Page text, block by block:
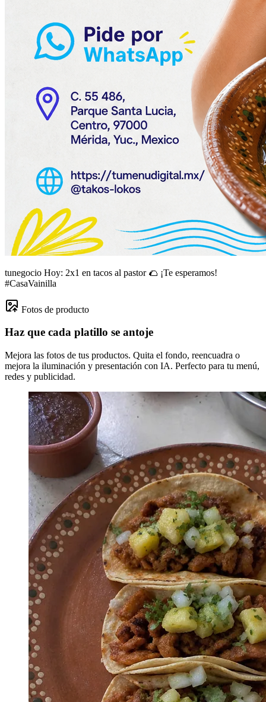
tunegocio Hoy: 2x1 en tacos al pastor 🌮 ¡Te esperamos!
#CasaVainilla
Fotos de producto
Haz que cada platillo se antoje
Mejora las fotos de tus productos. Quita el fondo, reencuadra o
mejora la iluminación y presentación con IA. Perfecto para tu menú,
redes y publicidad.